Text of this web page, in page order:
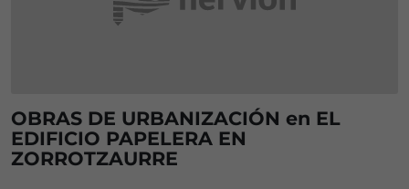
OBRAS DE URBANIZACIÓN en EL
EDIFICIO PAPELERA EN
ZORROTZAURRE